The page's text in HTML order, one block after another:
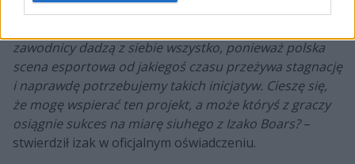
zawodnicy dadzą z siebie wszystko, ponieważ polska
scena esportowa od jakiegoś czasu przeżywa stagnację
i naprawdę potrzebujemy takich inicjatyw. Cieszę się,
że mogę wspierać ten projekt, a może któryś z graczy
osiągnie sukces na miarę siuhego z Izako Boars?–
stwierdził izak w oficjalnym oświadczeniu.